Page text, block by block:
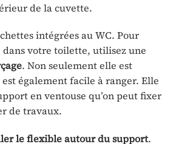
de la cuvette.
intégrées au WC. Pour
dans votre toilette, utilisez une
. Non seulement elle est
également facile à ranger. Elle
en ventouse qu’on peut fixer
de travaux.
le flexible autour du support.